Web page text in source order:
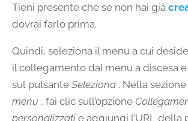
Tieni presente che se non hai già
dovrai farlo prima.
Quindi, seleziona il menu a cui
il collegamento dal menu a discesa
sul pulsante Seleziona . Nella sezione
menu , fai clic sull’opzione
personalizzati e aggiungi l’URL della